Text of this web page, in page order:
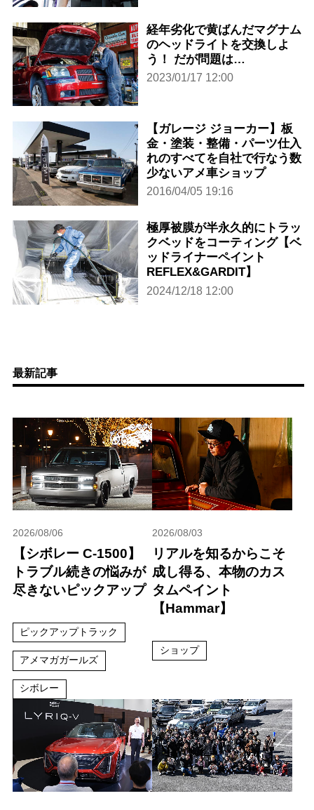
経年劣化で黄ばんだマグナム
のヘッドライトを交換しよ
う！ だが問題は…
2023/01/17 12:00
【ガレージ ジョーカー】板
金・塗装・整備・パーツ仕入
れのすべてを自社で行なう数
少ないアメ車ショップ
2016/04/05 19:16
極厚被膜が半永久的にトラッ
クベッドをコーティング【ベ
ッドライナーペイント
REFLEX&GARDIT】
2024/12/18 12:00
最新記事
2026/08/06
【シボレー C-1500】
トラブル続きの悩みが
尽きないピックアップ
ピックアップトラック
アメマガガールズ
シボレー
2026/08/03
リアルを知るからこそ
成し得る、本物のカス
タムペイント
【Hammar】
ショップ